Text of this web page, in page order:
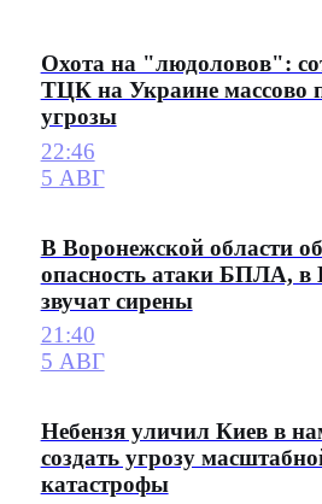
Охота на "людоловов":
ТЦК на Украине массово
угрозы
22:46
5 АВГ
В Воронежской области
опасность атаки БПЛА, в
звучат сирены
21:40
5 АВГ
Небензя уличил Киев в
создать угрозу
катастрофы